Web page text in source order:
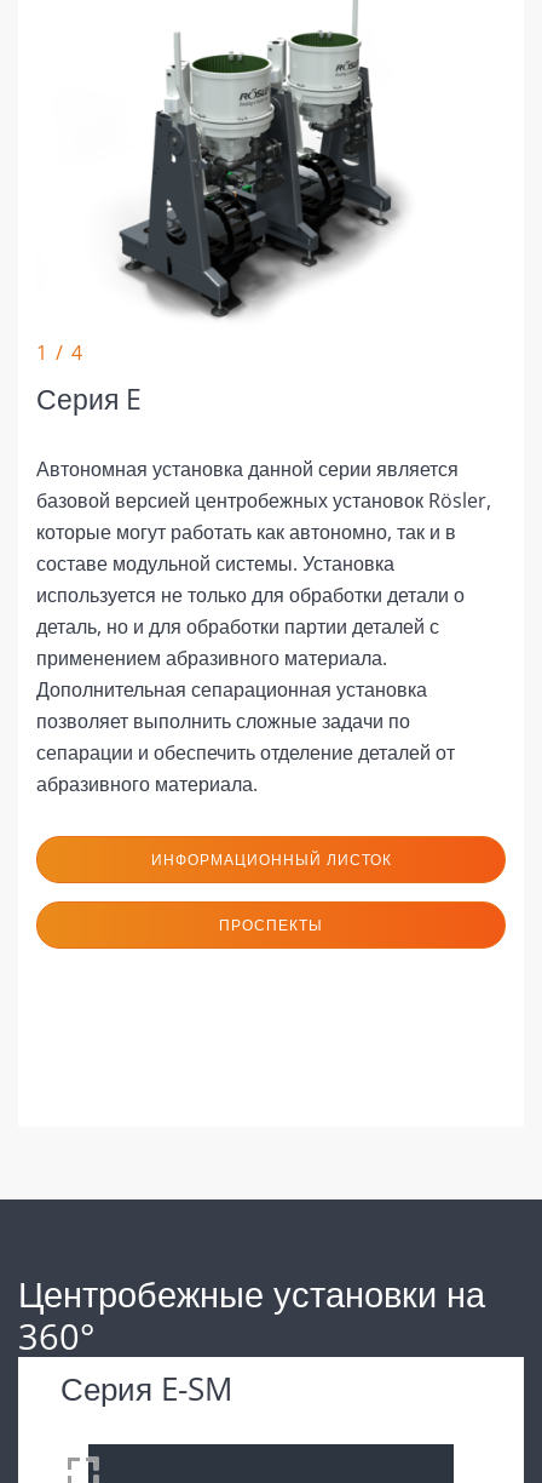
1 / 4
Серия E
Автономная установка данной серии является
базовой версией центробежных установок Rösler,
которые могут работать как автономно, так и в
составе модульной системы. Установка
используется не только для обработки детали о
деталь, но и для обработки партии деталей с
применением абразивного материала.
Дополнительная сепарационная установка
позволяет выполнить сложные задачи по
сепарации и обеспечить отделение деталей от
абразивного материала.
ИНФОРМАЦИОННЫЙ ЛИСТОК
ПРОСПЕКТЫ
Центробежные установки на
360°
Серия E-SM